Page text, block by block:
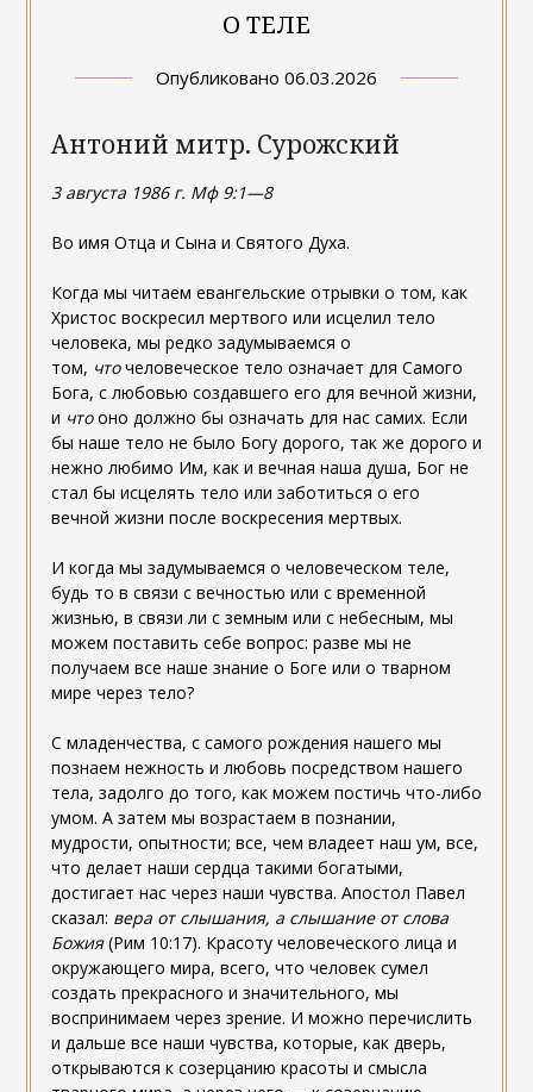
О ТЕЛЕ
Опубликовано 06.03.2026
Антоний митр. Сурожский
3 августа 1986 г. Мф 9:1—8
Во имя Отца и Сына и Святого Духа.
Когда мы читаем евангельские отрывки о том, как
Христос воскресил мертвого или исцелил тело
человека, мы редко задумываемся о
том, чточеловеческое тело означает для Самого
Бога, с любовью создавшего его для вечной жизни,
и чтооно должно бы означать для нас самих. Если
бы наше тело не было Богу дорого, так же дорого и
нежно любимо Им, как и вечная наша душа, Бог не
стал бы исцелять тело или заботиться о его
вечной жизни после воскресения мертвых.
И когда мы задумываемся о человеческом теле,
будь то в связи с вечностью или с временной
жизнью, в связи ли с земным или с небесным, мы
можем поставить себе вопрос: разве мы не
получаем все наше знание о Боге или о тварном
мире через тело?
С младенчества, с самого рождения нашего мы
познаем нежность и любовь посредством нашего
тела, задолго до того, как можем постичь что-либо
умом. А затем мы возрастаем в познании,
мудрости, опытности; все, чем владеет наш ум, все,
что делает наши сердца такими богатыми,
достигает нас через наши чувства. Апостол Павел
сказал: вера от слышания, а слышание от слова
Божия(Рим 10:17). Красоту человеческого лица и
окружающего мира, всего, что человек сумел
создать прекрасного и значительного, мы
воспринимаем через зрение. И можно перечислить
и дальше все наши чувства, которые, как дверь,
открываются к созерцанию красоты и смысла